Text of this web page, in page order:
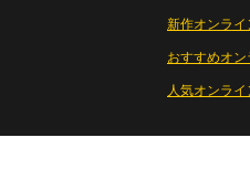
新作オンライ
おすすめオ
人気オンラ